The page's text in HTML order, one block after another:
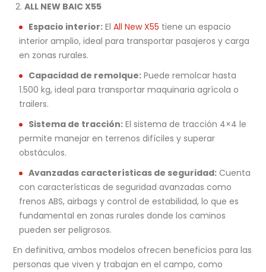
ALL NEW BAIC X55
Espacio interior: ElAll New X55 tiene un espacio
interior amplio, ideal para transportar pasajeros y carga
en zonas rurales.
Capacidad de remolque: Puede remolcar hasta
1.500 kg, ideal para transportar maquinaria agrícola o
trailers.
Sistema de tracción: El sistema de tracción 4×4 le
permite manejar en terrenos difíciles y superar
obstáculos.
Avanzadas características de seguridad: Cuenta
con características de seguridad avanzadas como
frenos ABS, airbags y control de estabilidad, lo que es
fundamental en zonas rurales donde los caminos
pueden ser peligrosos.
En definitiva, ambos modelos ofrecen beneficios para las
personas que viven y trabajan en el campo, como